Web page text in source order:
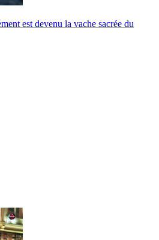
est devenu la vache sacrée du